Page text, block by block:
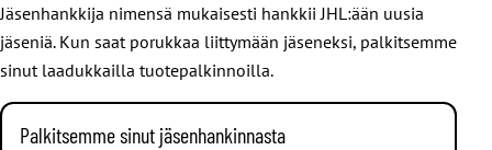
nuorisovastaava, oppilaitosagentti ja tapahtumien järjestäjä.
mukaan. Tekemistä riittää jokaiselle oman kiinnostuksen ja
osaamisen mukaan. Jos et tiedä mihin yhdistykseen kuulut,
:stä.
Jäsenhankkija nimensä mukaisesti hankkii JHL:ään uusia
jäseniä. Kun saat porukkaa liittymään jäseneksi, palkitsemme
sinut laadukkailla tuotepalkinnoilla.
Palkitsemme sinut jäsenhankinnasta